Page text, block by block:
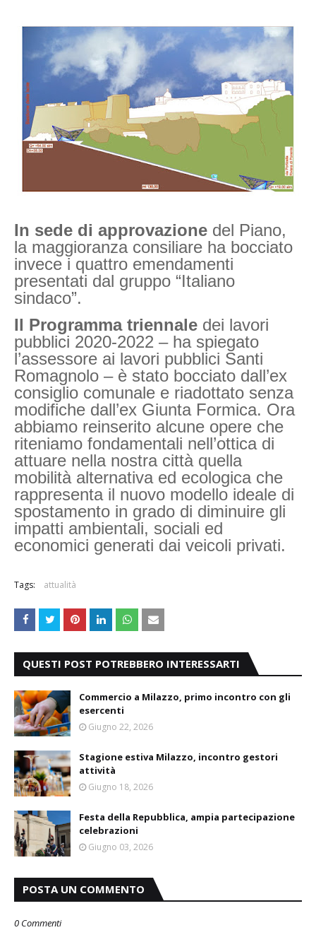
In sede di approvazione del Piano,
la maggioranza consiliare ha bocciato
invece i quattro emendamenti
presentati dal gruppo “Italiano
sindaco”.
Il Programma triennale dei lavori
pubblici 2020-2022 – ha spiegato
l’assessore ai lavori pubblici Santi
Romagnolo – è stato bocciato dall’ex
consiglio comunale e riadottato senza
modifiche dall’ex Giunta Formica. Ora
abbiamo reinserito alcune opere che
riteniamo fondamentali nell’ottica di
attuare nella nostra città quella
mobilità alternativa ed ecologica che
rappresenta il nuovo modello ideale di
spostamento in grado di diminuire gli
impatti ambientali, sociali ed
economici generati dai veicoli privati.
Tags: attualità
QUESTI POST POTREBBERO INTERESSARTI
Commercio a Milazzo, primo incontro con gli
esercenti
Giugno 22, 2026
Stagione estiva Milazzo, incontro gestori
attività
Giugno 18, 2026
Festa della Repubblica, ampia partecipazione
celebrazioni
Giugno 03, 2026
POSTA UN COMMENTO
0 Commenti